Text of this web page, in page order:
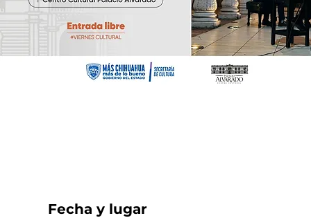
Fecha y lugar